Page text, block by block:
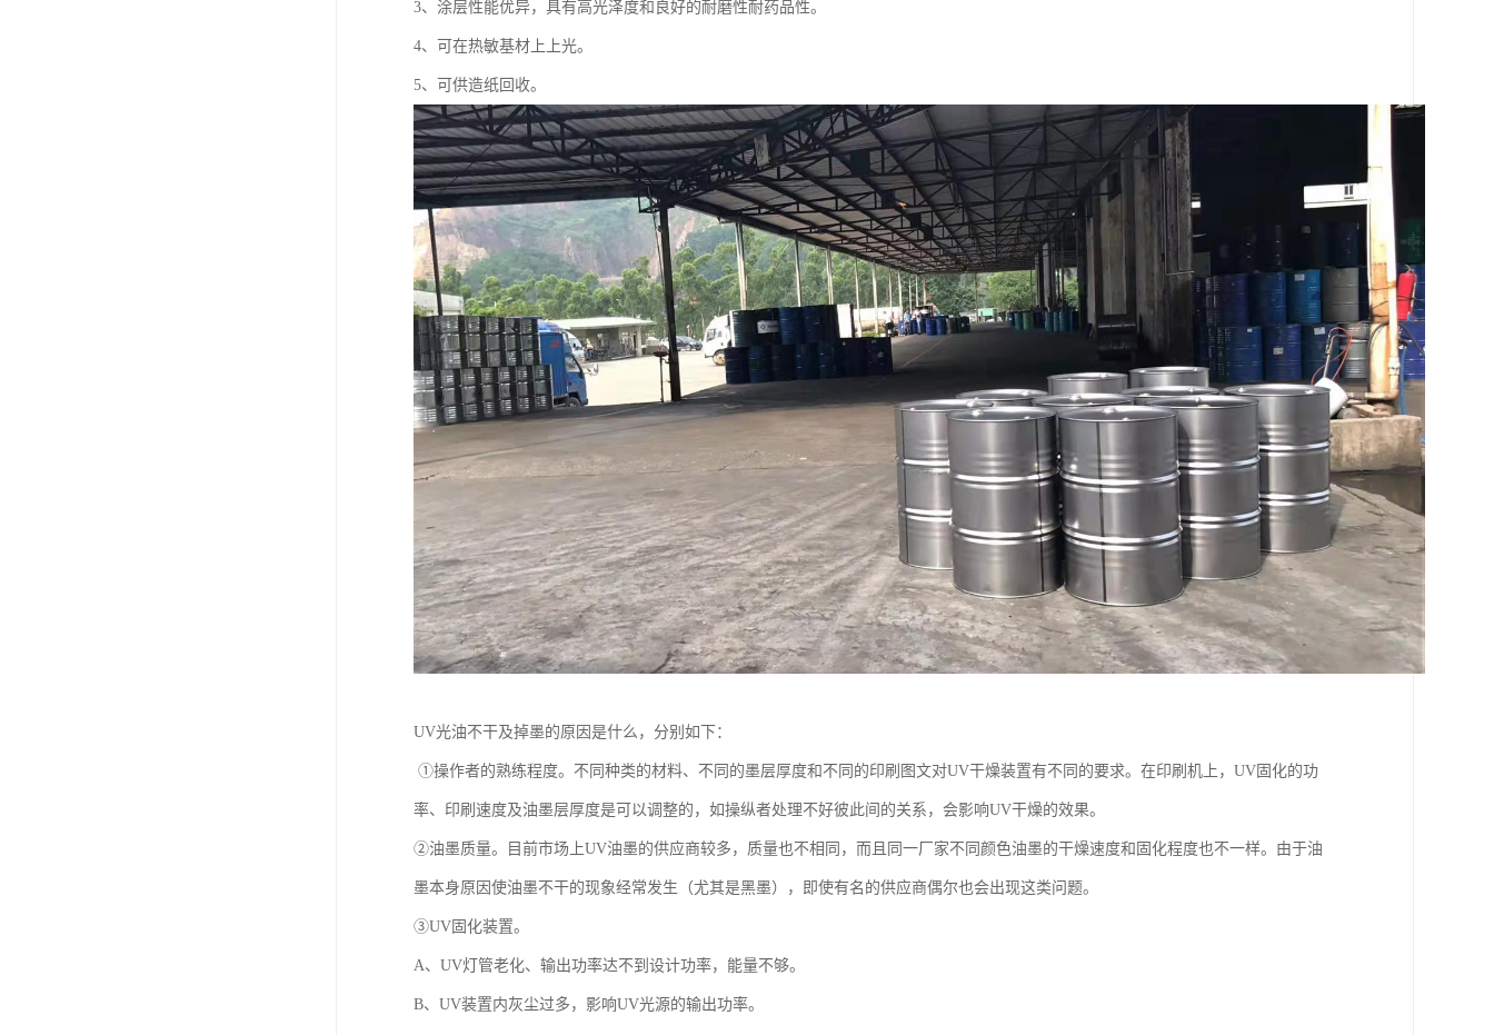
3、涂层性能优异，具有高光泽度和良好的耐磨性耐药品性。
4、可在热敏基材上上光。
5、可供造纸回收。
UV光油不干及掉墨的原因是什么，分别如下：
①操作者的熟练程度。不同种类的材料、不同的墨层厚度和不同的印刷图文对UV干燥装置有不同的要求。在印刷机上，UV固化的功
率、印刷速度及油墨层厚度是可以调整的，如操纵者处理不好彼此间的关系，会影响UV干燥的效果。
②油墨质量。目前市场上UV油墨的供应商较多，质量也不相同，而且同一厂家不同颜色油墨的干燥速度和固化程度也不一样。由于油
墨本身原因使油墨不干的现象经常发生（尤其是黑墨），即使有名的供应商偶尔也会出现这类问题。
③UV固化装置。
A、UV灯管老化、输出功率达不到设计功率，能量不够。
B、UV装置内灰尘过多，影响UV光源的输出功率。